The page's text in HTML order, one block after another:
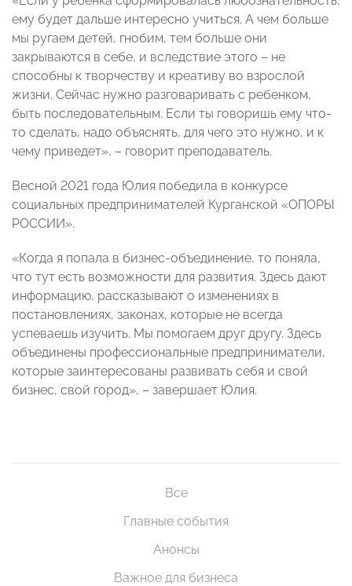
ему будет дальше интересно учиться. А чем больше
мы ругаем детей, гнобим, тем больше они
закрываются в себе, и вследствие этого – не
способны к творчеству и креативу во взрослой
жизни. Сейчас нужно разговаривать с ребенком,
быть последовательным. Если ты говоришь ему что-
то сделать, надо объяснять, для чего это нужно, и к
чему приведет», – говорит преподаватель.
Весной 2021 года Юлия победила в конкурсе
социальных предпринимателей Курганской «ОПОРЫ
РОССИИ».
«Когда я попала в бизнес-объединение, то поняла,
что тут есть возможности для развития. Здесь дают
информацию, рассказывают о изменениях в
постановлениях, законах, которые не всегда
успеваешь изучить. Мы помогаем друг другу. Здесь
объединены профессиональные предприниматели,
которые заинтересованы развивать себя и свой
бизнес, свой город», – завершает Юлия.
Все
Главные события
Анонсы
Важное для бизнеса